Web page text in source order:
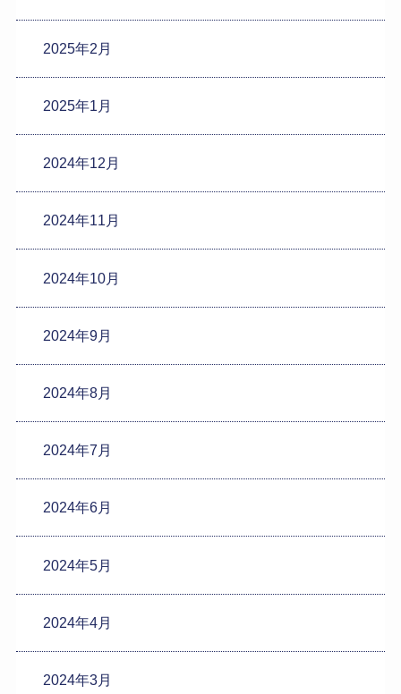
2025年2月
2025年1月
2024年12月
2024年11月
2024年10月
2024年9月
2024年8月
2024年7月
2024年6月
2024年5月
2024年4月
2024年3月